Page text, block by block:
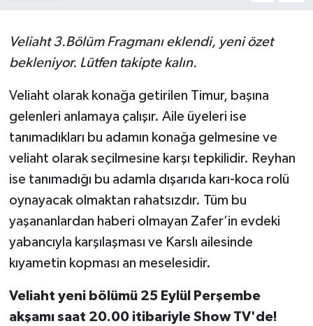
Veliaht 3.Bölüm Fragmanı eklendi, yeni özet
bekleniyor. Lütfen takipte kalın.
Veliaht olarak konağa getirilen Timur, başına
gelenleri anlamaya çalışır. Aile üyeleri ise
tanımadıkları bu adamın konağa gelmesine ve
veliaht olarak seçilmesine karşı tepkilidir. Reyhan
ise tanımadığı bu adamla dışarıda karı-koca rolü
oynayacak olmaktan rahatsızdır. Tüm bu
yaşananlardan haberi olmayan Zafer’in evdeki
yabancıyla karşılaşması ve Karslı ailesinde
kıyametin kopması an meselesidir.
Veliaht yeni bölümü 25 Eylül Perşembe
akşamı saat 20.00 itibariyle Show TV'de!